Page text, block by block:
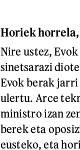
Horiek horrela,
Nire ustez,
sinetsarazi
Evok berak jarri
ulertu. Arce
ministro izan
berek eta
eusteko, eta